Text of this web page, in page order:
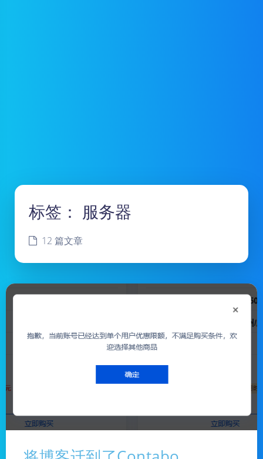
标签： 服务器
12 篇文章